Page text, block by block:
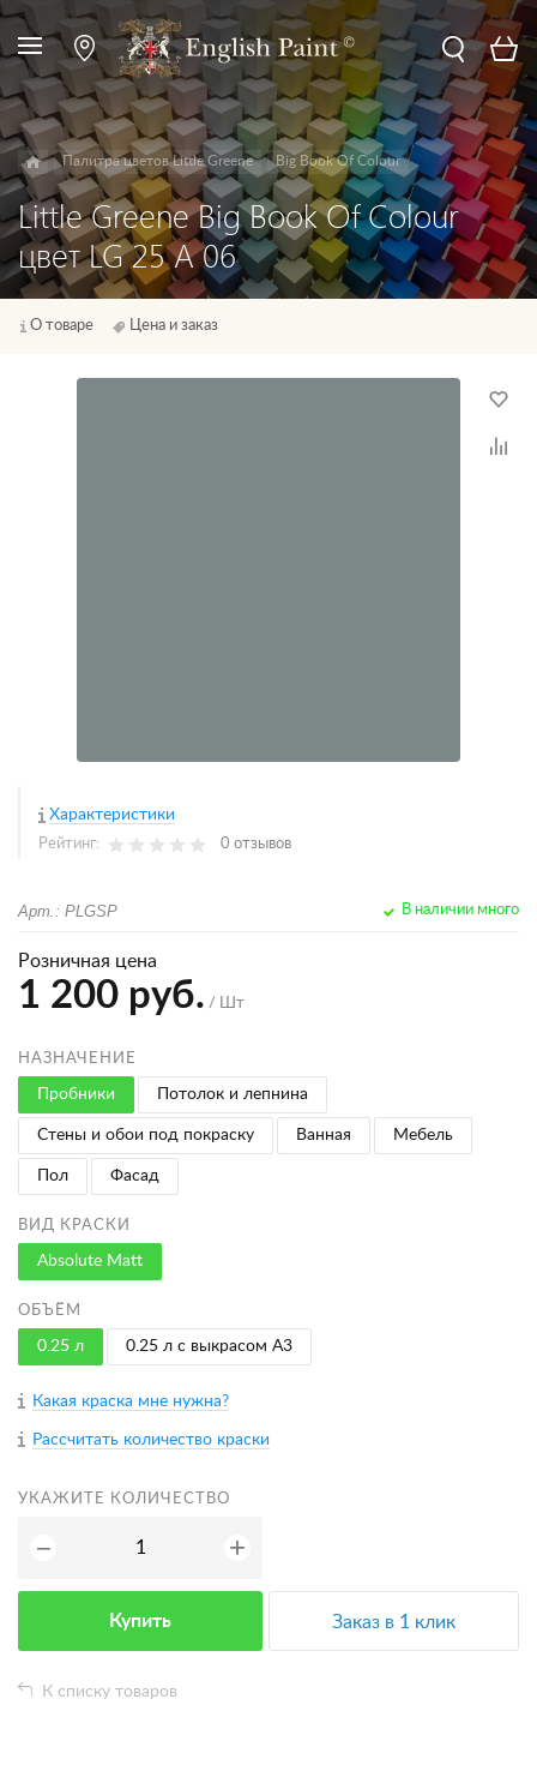
Палитра цветов Little Greene Big Book Of Colour
Little Greene Big Book Of Colour
цвет LG 25 A 06
О товаре Цена и заказ
Характеристики
Рейтинг: 0 отзывов
Арт.: PLGSP В наличии много
Розничная цена
1 200 руб. / Шт
НАЗНАЧЕНИЕ
Пробники Потолок и лепнина
Стены и обои под покраску Ванная Мебель
Пол Фасад
ВИД КРАСКИ
Absolute Matt
ОБЪЁМ
0.25 л 0.25 л с выкрасом A3
Какая краска мне нужна?
Рассчитать количество краски
УКАЖИТЕ КОЛИЧЕСТВО
− +
Купить Заказ в 1 клик
К списку товаров